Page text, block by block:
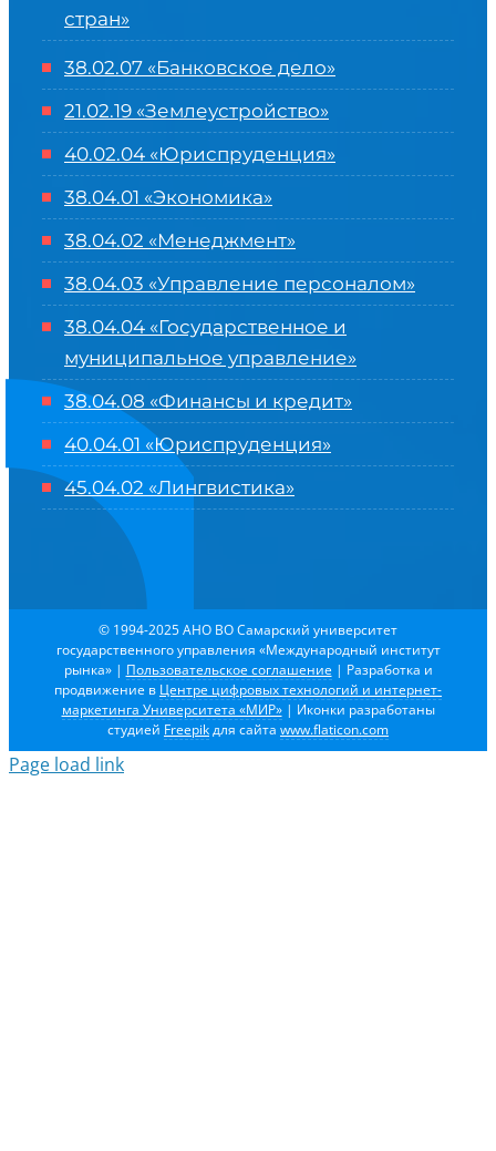
стран»
38.02.07 «Банковское дело»
21.02.19 «Землеустройство»
40.02.04 «Юриспруденция»
38.04.01 «Экономика»
38.04.02 «Менеджмент»
38.04.03 «Управление персоналом»
38.04.04 «Государственное и
муниципальное управление»
38.04.08 «Финансы и кредит»
40.04.01 «Юриспруденция»
45.04.02 «Лингвистика»
© 1994-2025 АНО ВО Самарский университет
государственного управления «Международный институт
рынка» | Пользовательское соглашение | Разработка и
продвижение в Центре цифровых технологий и интернет-
маркетинга Университета «МИР»| Иконки разработаны
студией Freepikдля сайта www.flaticon.com
Page load link